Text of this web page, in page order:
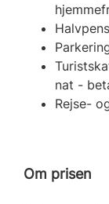
nat -
Rejse-
Om prisen